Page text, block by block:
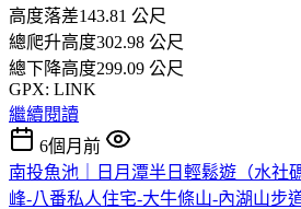
高度落差143.81 公尺
總爬升高度302.98 公尺
總下降高度299.09 公尺
GPX: LINK
繼續閱讀
6個月前
南投魚池｜日月潭半日輕鬆遊（水社
峰-八番私人住宅-大牛條山-內湖山步